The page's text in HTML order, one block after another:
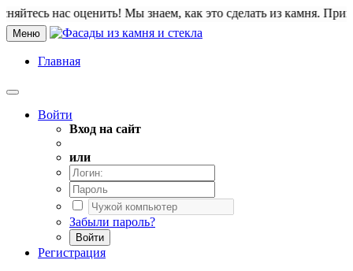
нас оценить! Мы знаем, как это сделать из камня.
Меню
Главная
Войти
Вход на сайт
или
Забыли пароль?
Войти
Регистрация